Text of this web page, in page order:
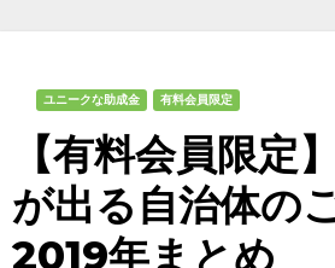
ユニークな助成金 有料会員限定
【有料会員限定
が出る自治体の
2019年まとめ